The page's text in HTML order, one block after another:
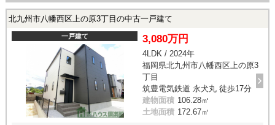
北九州市八幡西区上の原3丁目の中古一戸建て
一戸建て 3,080万円
4LDK / 2024年
福岡県北九州市八幡西区上の原3
丁目
筑豊電気鉄道 永犬丸 徒歩17分
建物面積 106.28㎡
土地面積 172.67㎡